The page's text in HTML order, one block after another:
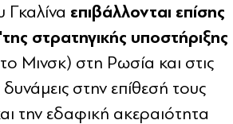
Γκαλίνα επιβάλλονται επίσης
στρατηγικής υποστήριξης
Μινσκ) στη Ρωσία και στις
δυνάμεις στην επίθεσή τους
την εδαφική ακεραιότητα